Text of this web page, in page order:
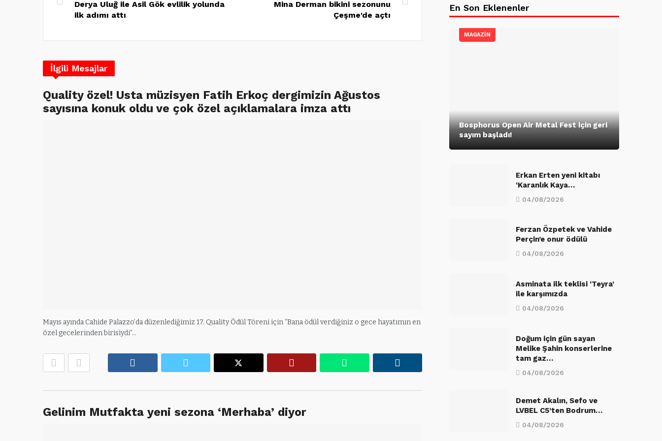
Derya Uluğ ile Asil Gök evlilik yolunda
ilk adımı attı
Mina Derman bikini sezonunu
Çeşme'de açtı
İlgili Mesajlar
Quality özel! Usta müzisyen Fatih Erkoç dergimizin Ağustos
sayısına konuk oldu ve çok özel açıklamalara imza attı
Mayıs ayında Cahide Palazzo’da düzenlediğimiz 17. Quality Ödül Töreni için “Bana ödül verdiğiniz o gece hayatımın en
özel gecelerinden birisiydi”…
Gelinim Mutfakta yeni sezona ‘Merhaba’ diyor
En Son Eklenenler
MAGAZİN
Bosphorus Open Air Metal Fest için geri
sayım başladı!
Erkan Erten yeni kitabı
‘Karanlık Kaya…
04/08/2026
Ferzan Özpetek ve Vahide
Perçin’e onur ödülü
04/08/2026
Asminata ilk teklisi ‘Teyra’
ile karşımızda
04/08/2026
Doğum için gün sayan
Melike Şahin konserlerine
tam gaz…
04/08/2026
Demet Akalın, Sefo ve
LVBEL C5’ten Bodrum…
04/08/2026